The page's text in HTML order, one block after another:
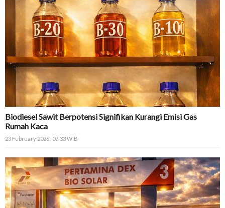
Biodiesel Sawit Berpotensi Signifikan Kurangi Emisi Gas
Rumah Kaca
23 February 2026 , 07:33 WIB